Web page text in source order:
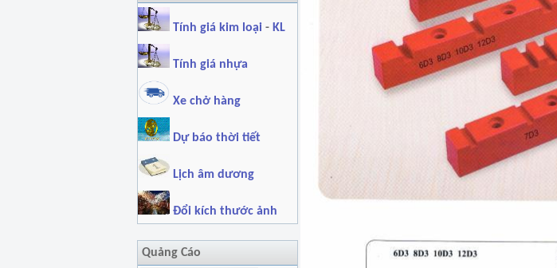
Tính giá kim loại - KL
Tính giá nhựa
Xe chở hàng
Dự báo thời tiết
Lịch âm dương
Đổi kích thước ảnh
Quảng Cáo